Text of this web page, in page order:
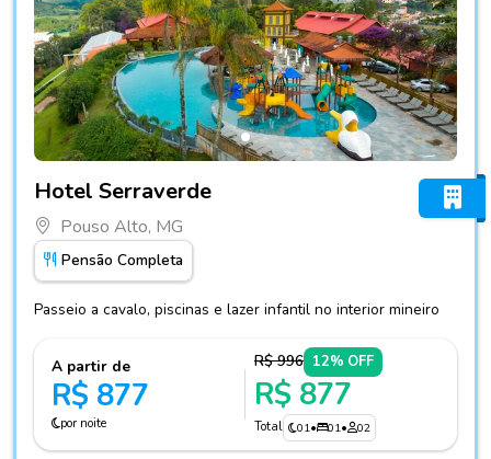
Hotel Serraverde
Pouso Alto, MG
Pensão Completa
Passeio a cavalo, piscinas e lazer infantil no interior mineiro
A partir de
R$ 877
por noite
R$ 996 12% OFF
R$ 877
Total 01• 01• 02